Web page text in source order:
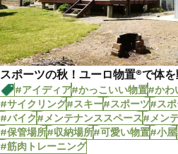
スポーツの秋！ユーロ物置®︎で体を
#アイディア#かっこいい物置#かわ
#サイクリング#スキー#スポーツ#スポ
#バイク#メンテナンススペース#メン
#保管場所#収納場所#可愛い物置#小屋
#筋肉トレーニング